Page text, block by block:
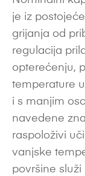
je iz
grijanja od
regulacija
opterećenju,
temperature
i s manjim
navedene
raspoloživi
vanjske
površine